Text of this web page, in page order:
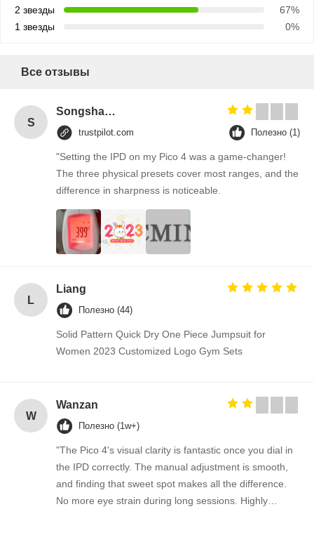
2 звезды
67%
1 звезды
0%
Все отзывы
S
Songshang
trustpilot.com Полезно (1)
"Setting the IPD on my Pico 4 was a game-changer!
The three physical presets cover most ranges, and the
difference in sharpness is noticeable.
L
Liang
Полезно (44)
Solid Pattern Quick Dry One Piece Jumpsuit for
Women 2023 Customized Logo Gym Sets
W
Wanzan
Полезно (1w+)
"The Pico 4's visual clarity is fantastic once you dial in
the IPD correctly. The manual adjustment is smooth,
and finding that sweet spot makes all the difference.
No more eye strain during long sessions. Highly